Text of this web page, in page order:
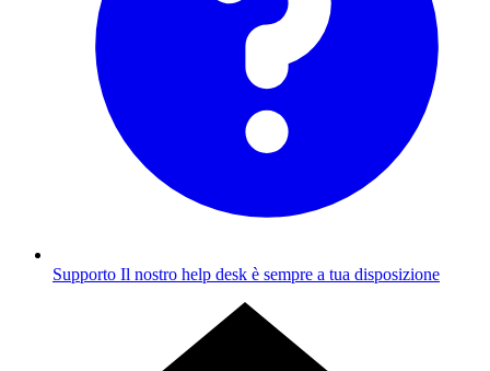
Supporto Il nostro help desk è sempre a tua disposizione